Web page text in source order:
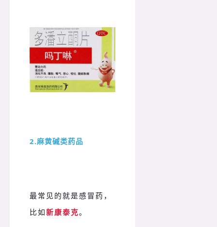
2.麻黄碱类药品
最常见的就是感冒药，
比如新康泰克。